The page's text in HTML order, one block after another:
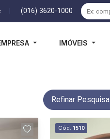
(016) 3620-1000
IMÓVEIS
Refinar Pesquisa
Cód. 1510